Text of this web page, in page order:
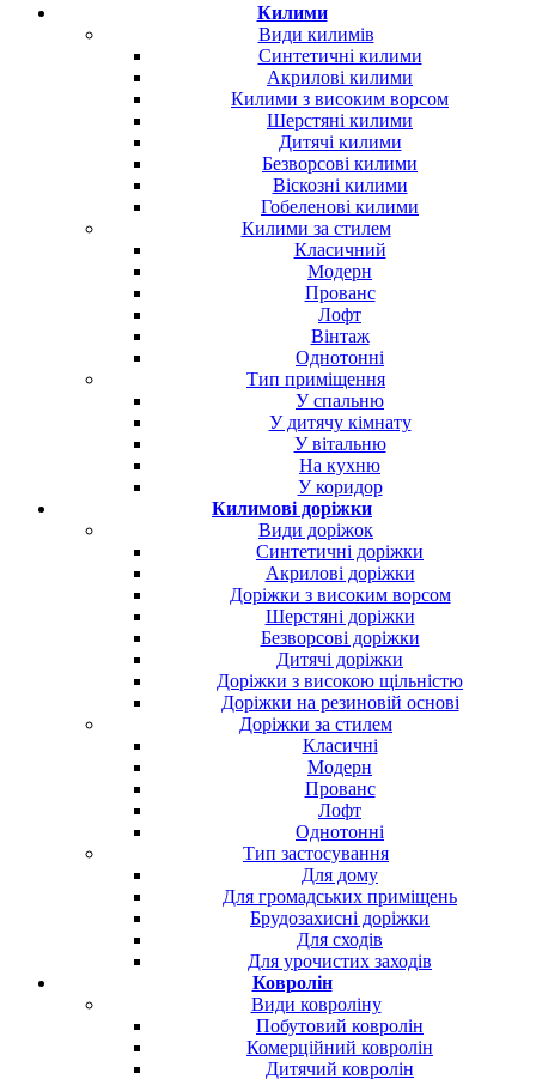
Килими
Види килимів
Синтетичні килими
Акрилові килими
Килими з високим ворсом
Шерстяні килими
Дитячі килими
Безворсові килими
Віскозні килими
Гобеленові килими
Килими за стилем
Класичний
Модерн
Прованс
Лофт
Вінтаж
Однотонні
Тип приміщення
У спальню
У дитячу кімнату
У вітальню
На кухню
У коридор
Килимові доріжки
Види доріжок
Синтетичні доріжки
Акрилові доріжки
Доріжки з високим ворсом
Шерстяні доріжки
Безворсові доріжки
Дитячі доріжки
Доріжки з високою щільністю
Доріжки на резиновій основі
Доріжки за стилем
Класичні
Модерн
Прованс
Лофт
Однотонні
Тип застосування
Для дому
Для громадських приміщень
Брудозахисні доріжки
Для сходів
Для урочистих заходів
Ковролін
Види ковроліну
Побутовий ковролін
Комерційний ковролін
Дитячий ковролін